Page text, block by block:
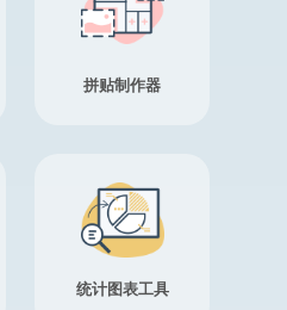
拼贴制作器
统计图表工具